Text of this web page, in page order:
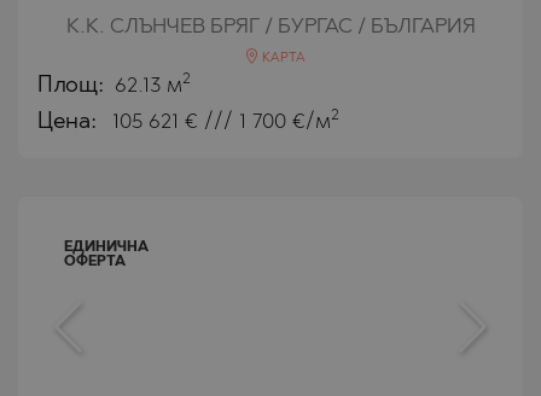
К.К. СЛЪНЧЕВ БРЯГ / БУРГАС / БЪЛГАРИЯ
КАРТА
Площ: 62.13 м2
Цена: 105 621 € /// 1 700 €/м2
ЕДИНИЧНА
ОФЕРТА